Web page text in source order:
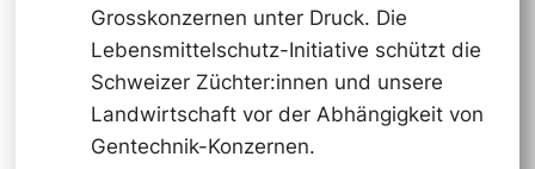
Grosskonzernen unter Druck. Die
Lebensmittelschutz-Initiative schützt die
Schweizer Züchter:innen und unsere
Landwirtschaft vor der Abhängigkeit von
Gentechnik-Konzernen.